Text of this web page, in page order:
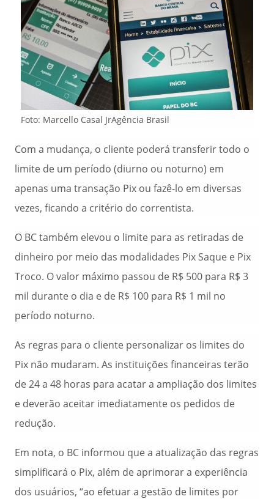
Foto: Marcello Casal JrAgência Brasil
Com a mudança, o cliente poderá transferir todo o
limite de um período (diurno ou noturno) em
apenas uma transação Pix ou fazê-lo em diversas
vezes, ficando a critério do correntista.
O BC também elevou o limite para as retiradas de
dinheiro por meio das modalidades Pix Saque e Pix
Troco. O valor máximo passou de R$ 500 para R$ 3
mil durante o dia e de R$ 100 para R$ 1 mil no
período noturno.
As regras para o cliente personalizar os limites do
Pix não mudaram. As instituições financeiras terão
de 24 a 48 horas para acatar a ampliação dos limites
e deverão aceitar imediatamente os pedidos de
redução.
Em nota, o BC informou que a atualização das regras
simplificará o Pix, além de aprimorar a experiência
dos usuários, “ao efetuar a gestão de limites por